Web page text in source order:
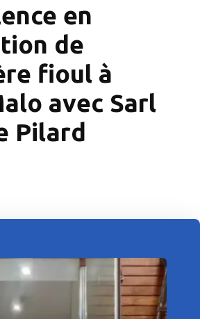
en
de
fioul à
avec Sarl
Pilard